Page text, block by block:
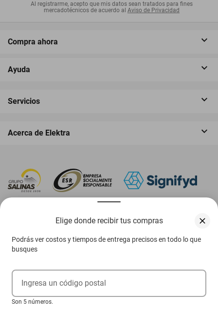
Elige donde recibir tus compras
Podrás ver costos y tiempos de entrega precisos en todo lo que
busques
Ingresa un código postal
Son 5 números.
Al registrarme, acepto que mis datos sean tratados para fines
mercadotécnicos de acuerdo al Aviso de Privacidad
Compra ahora
Ayuda
Servicios
Acerca de Elektra
Ejerce tus derechos ARCO
Condiciones Venta Digital